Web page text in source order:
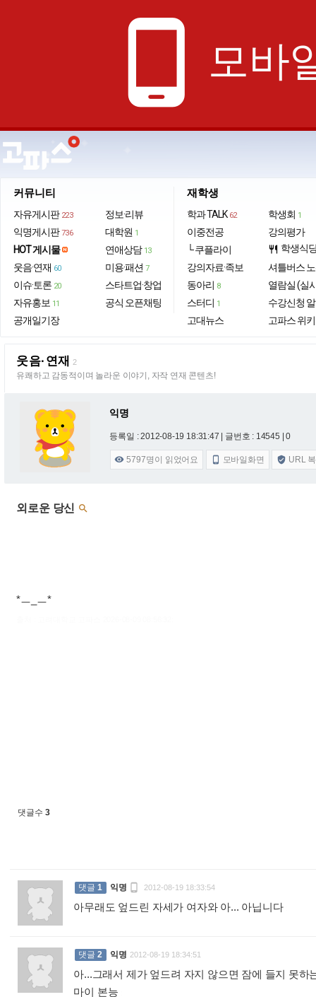
phone_android 모바
커뮤니티
자유게시판 223
익명게시판 736
HOT 게시물
웃음·연재 60
이슈·토론 20
자유홍보 11
공개일기장
정보·리뷰
대학원 1
연애상담 13
미용·패션 7
스타트업·창업
공식 오픈채팅
재학생
학과 TALK 62
이중전공
└ 쿠플라이
강의자료·족보
동아리 8
스터디 1
고대뉴스
학생회 1
강의평가
restaurant 학생식
셔틀버스
열람실 (실
수강신청
고파스 위키
웃음·연재 2
유쾌하고 감동적이며 놀라운 이야기, 자작 연재 콘텐츠!
익명
등록일 : 2012-08-19 18:31:47 | 글번호 : 14545 | 0
 5797명이 읽었어요  모바일화면  URL
외로운 당신 
*ㅡ_ㅡ*
댓글수 3
댓글 1 익명  2012-08-19 18:33:54
아무래도 엎드린 자세가 여자와 아... 아닙니다
댓글 2 익명 2012-08-19 18:34:51
아...그래서 제가 엎드려 자지 않으면 잠에 들지 못하
마이 본능